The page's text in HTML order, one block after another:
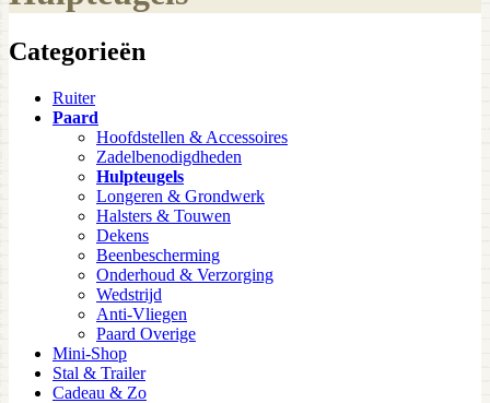
Categorieën
Ruiter
Paard
Hoofdstellen & Accessoires
Zadelbenodigdheden
Hulpteugels
Longeren & Grondwerk
Halsters & Touwen
Dekens
Beenbescherming
Onderhoud & Verzorging
Wedstrijd
Anti-Vliegen
Paard Overige
Mini-Shop
Stal & Trailer
Cadeau & Zo